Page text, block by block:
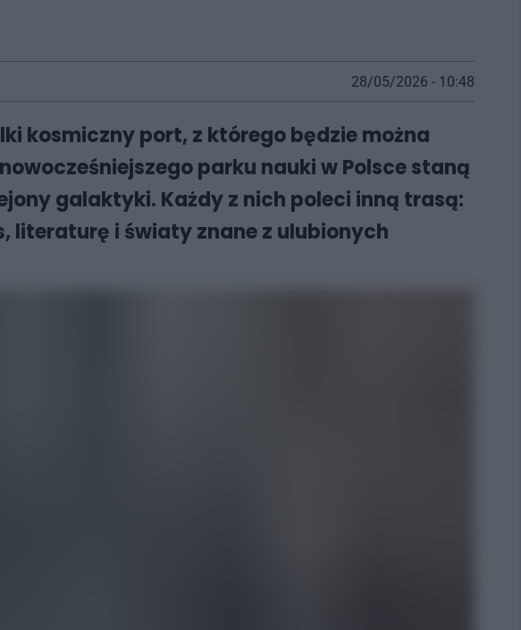
28/05/2026 - 10:48
kosmiczny port, z którego będzie można
parku nauki w Polsce staną
galaktyki. Każdy z nich poleci inną trasą:
literaturę i światy znane z ulubionych